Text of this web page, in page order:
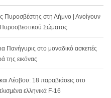
Πυροσβέστης στη Λήμνο | Ανοίγουν
Πυροσβεστικού Σώματος
Πανήγυρις στο μοναδικό ασκεπές
της εικόνας
Λέσβου: 18 παραβιάσεις στο
ελληνικά F-16